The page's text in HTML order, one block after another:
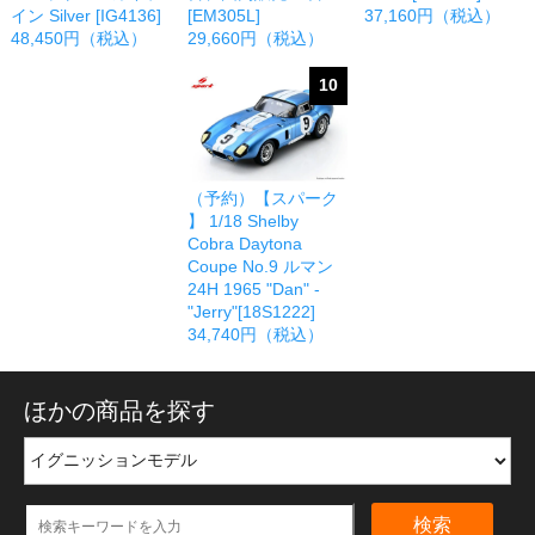
イン Silver [IG4136]
48,450円（税込）
[EM305L]
29,660円（税込）
37,160円（税込）
10
（予約）【スパーク
】 1/18 Shelby
Cobra Daytona
Coupe No.9 ルマン
24H 1965 "Dan" -
"Jerry"[18S1222]
34,740円（税込）
ほかの商品を探す
検索